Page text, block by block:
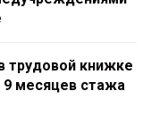
трудовой книжке
9 месяцев стажа